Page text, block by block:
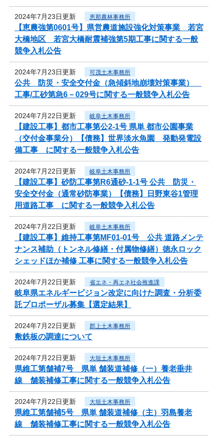
2024年7月23日更新 恵那農林事務所
【恵農強第0601号】県営農道施設強化対策事業 若宮
大橋地区 若宮大橋耐震補強第5期工事に関する一般
競争入札公告
2024年7月23日更新 可茂土木事務所
公共 防災・安全交付金（急傾斜地崩壊対策事業）
工事/工砂第急6－029号に関する一般競争入札公告
2024年7月22日更新 岐阜土木事務所
【建設工事】都市工事第公2-1号 県単 都市公園事業
（交付金事業分）【債務】世界淡水魚園 発動発電設
備工事 に関する一般競争入札公告
2024年7月22日更新 岐阜土木事務所
【建設工事】砂防工事第R6通砂-1-1号 公共 防災・
安全交付金（通常砂防事業）【債務】日野東谷1管理
用道路工事 に関する一般競争入札公告
2024年7月22日更新 岐阜土木事務所
【建設工事】維持工事第MF01-01号 公共 道路メンテ
ナンス補助（トンネル修繕・付属物修繕）徳永ロック
シェッドほか補修 工事に関する一般競争入札公告
2024年7月22日更新 省エネ・再エネ社会推進課
岐阜県エネルギービジョン改定に向けた調査・分析委
託プロポーザル募集【選定結果】
2024年7月22日更新 郡上土木事務所
敷鉄板の調達について
2024年7月22日更新 大垣土木事務所
県維工第舗補7号 県単 舗装道補修（一）養老垂井
線 舗装補修工事に関する一般競争入札公告
2024年7月22日更新 大垣土木事務所
県維工第舗補5号 県単 舗装道補修（主）羽島養老
線 舗装補修工事に関する一般競争入札公告